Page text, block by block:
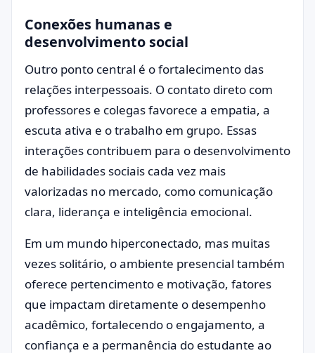
Conexões humanas e
desenvolvimento social
Outro ponto central é o fortalecimento das
relações interpessoais. O contato direto com
professores e colegas favorece a empatia, a
escuta ativa e o trabalho em grupo. Essas
interações contribuem para o desenvolvimento
de habilidades sociais cada vez mais
valorizadas no mercado, como comunicação
clara, liderança e inteligência emocional.
Em um mundo hiperconectado, mas muitas
vezes solitário, o ambiente presencial também
oferece pertencimento e motivação, fatores
que impactam diretamente o desempenho
acadêmico, fortalecendo o engajamento, a
confiança e a permanência do estudante ao